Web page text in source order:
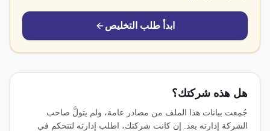
ابدأ طلب التخليص
هل هذه شركتك؟
جُمِعت بيانات هذا الملف من مصادر عامة، ولم يتولَّ صاحب
الشركة إدارته بعد. إن كانت شركتك، اطلب إدارته لتتحكم في